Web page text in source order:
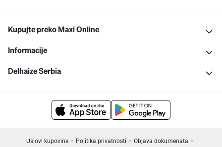
Kupujte preko Maxi Online
Informacije
Delhaize Serbia
Uslovi kupovine Politika privatnosti
Objava dokumenata